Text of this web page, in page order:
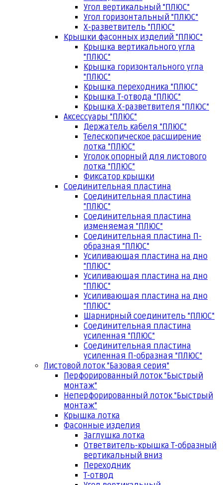
Угол вертикальный "ПЛЮС"
Угол горизонтальный "ПЛЮС"
Х-разветвитель "ПЛЮС"
Крышки фасонных изделий "ПЛЮС"
Крышка вертикального угла
"ПЛЮС"
Крышка горизонтального угла
"ПЛЮС"
Крышка переходника "ПЛЮС"
Крышка Т-отвода "ПЛЮС"
Крышка Х-разветвителя "ПЛЮС"
Аксессуары "ПЛЮС"
Держатель кабеля "ПЛЮС"
Телескопическое расширение
лотка "ПЛЮС"
Уголок опорный для листового
лотка "ПЛЮС"
Фиксатор крышки
Соединительная пластина
Соединительная пластина
"ПЛЮС"
Соединительная пластина
изменяемая "ПЛЮС"
Соединительная пластина П-
образная "ПЛЮС"
Усиливающая пластина на дно
"ПЛЮС"
Усиливающая пластина на дно
"ПЛЮС"
Усиливающая пластина на дно
"ПЛЮС"
Шарнирный соединитель "ПЛЮС"
Соединительная пластина
усиленная "ПЛЮС"
Соединительная пластина
усиленная П-образная "ПЛЮС"
Листовой лоток "Базовая серия"
Перфорированный лоток "Быстрый
монтаж"
Неперфорированный лоток "Быстрый
монтаж"
Крышка лотка
Фасонные изделия
Заглушка лотка
Ответвитель-крышка Т-образный
вертикальный вниз
Переходник
Т-отвод